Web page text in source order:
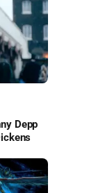
Depp